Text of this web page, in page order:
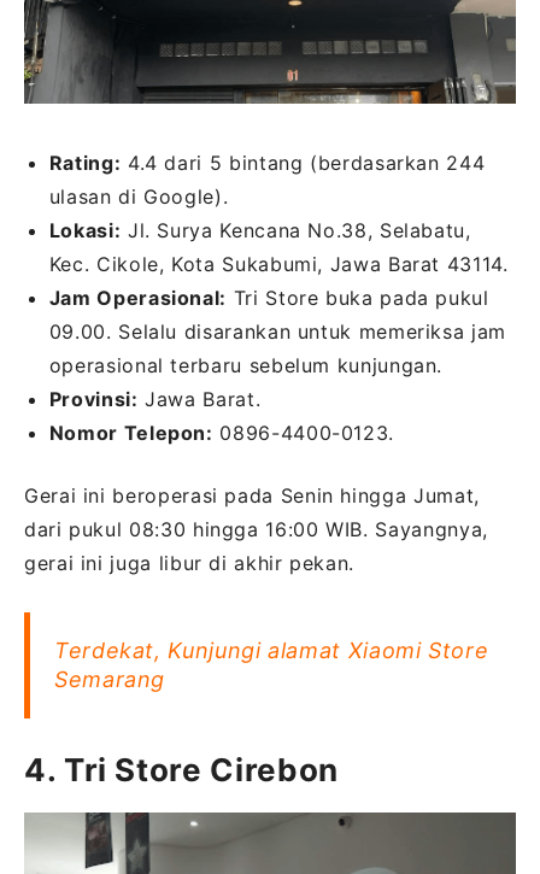
Rating: 4.4 dari 5 bintang (berdasarkan 244
ulasan di Google).
Lokasi: Jl. Surya Kencana No.38, Selabatu,
Kec. Cikole, Kota Sukabumi, Jawa Barat 43114.
Jam Operasional: Tri Store buka pada pukul
09.00. Selalu disarankan untuk memeriksa jam
operasional terbaru sebelum kunjungan.
Provinsi: Jawa Barat.
Nomor Telepon: 0896-4400-0123.
Gerai ini beroperasi pada Senin hingga Jumat,
dari pukul 08:30 hingga 16:00 WIB. Sayangnya,
gerai ini juga libur di akhir pekan.
Terdekat, Kunjungi alamat Xiaomi Store
Semarang
4. Tri Store Cirebon